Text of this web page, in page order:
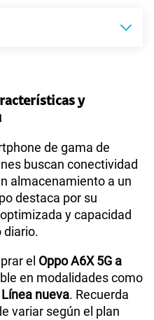
MediaTek MT6835T
Yes,802.11 b/g/n/a/ac
y
de gama de
buscan conectividad
almacenamiento a un
destaca por su
y capacidad
diario.
el Oppo A6X 5G a
en modalidades como
nueva. Recuerda
variar según el plan